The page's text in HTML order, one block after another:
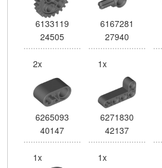
6133119
24505
6167281
27940
2x
6265093
40147
1x
6271830
42137
1x 1x